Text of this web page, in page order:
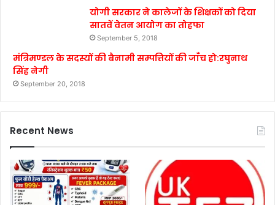
योगी सरकार ने कालेजों के शिक्षकों को दिया
सातवें वेतन आयोग का तोहफा
September 5, 2018
मंत्रिमण्डल के सदस्यों की बैनामी सम्पत्तियों की जाँच हो:रघुनाथ
सिंह नेगी
September 20, 2018
Recent News